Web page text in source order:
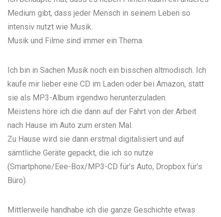
Medium gibt, dass jeder Mensch in seinem Leben so
intensiv nutzt wie Musik.
Musik und Filme sind immer ein Thema.
Ich bin in Sachen Musik noch ein bisschen altmodisch. Ich
kaufe mir lieber eine CD im Laden oder bei Amazon, statt
sie als MP3-Album irgendwo herunterzuladen.
Meistens höre ich die dann auf der Fahrt von der Arbeit
nach Hause im Auto zum ersten Mal.
Zu Hause wird sie dann erstmal digitalisiert und auf
sämtliche Geräte gepackt, die ich so nutze
(Smartphone/Eee-Box/MP3-CD für’s Auto, Dropbox für’s
Büro).
Mittlerweile handhabe ich die ganze Geschichte etwas